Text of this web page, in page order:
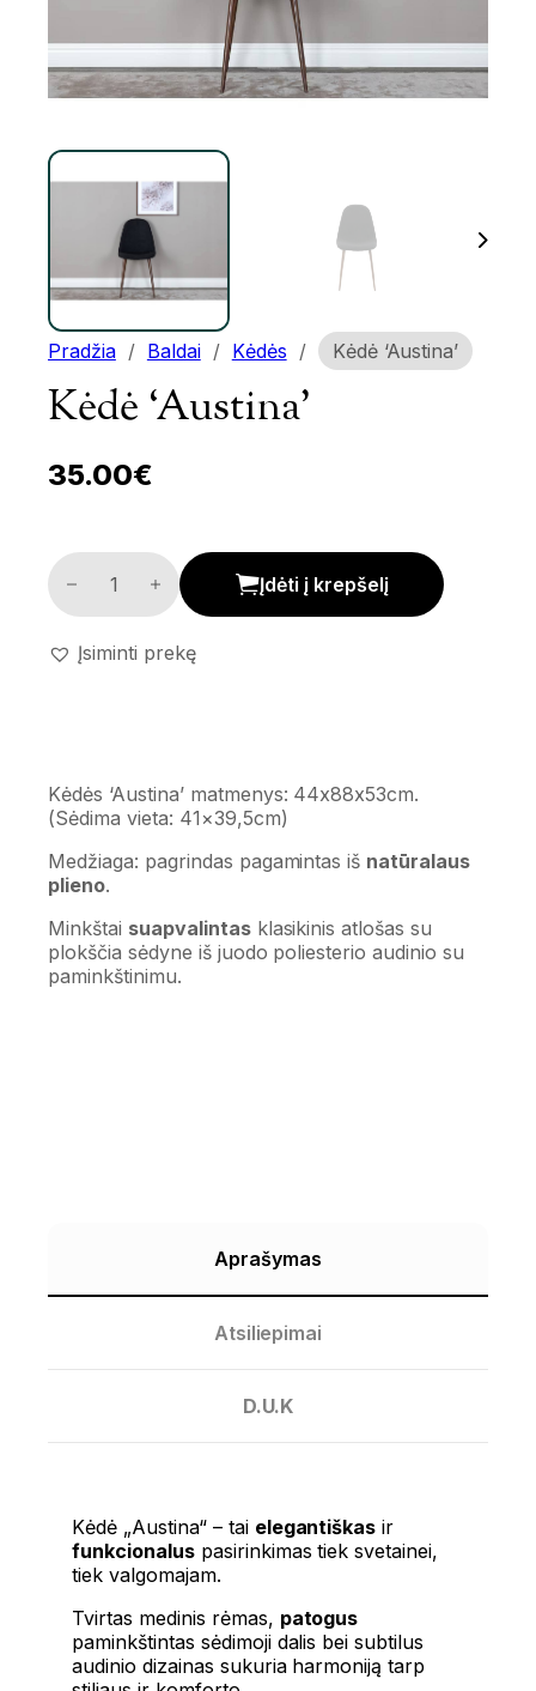
Pradžia / Baldai / Kėdės / Kėdė ‘Austina’
Kėdė ‘Austina’
35.00€
Kėdė 'Austina' kiekis
Įdėti į krepšelį
Įsiminti prekę
Kėdės ‘Austina’ matmenys: 44x88x53cm.
(Sėdima vieta: 41×39,5cm)
Medžiaga: pagrindas pagamintas iš natūralaus
plieno.
Minkštai suapvalintasklasikinis atlošas su
plokščia sėdyne iš juodo poliesterio audinio su
paminkštinimu.
Aprašymas
Atsiliepimai
D.U.K
Kėdė „Austina“ – tai elegantiškas ir
funkcionaluspasirinkimas tiek svetainei,
tiek valgomajam.
Tvirtas medinis rėmas, patogus
paminkštintas sėdimoji dalis bei subtilus
audinio dizainas sukuria harmoniją tarp